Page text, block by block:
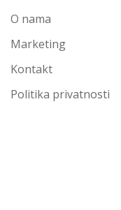
O nama
Marketing
Kontakt
Politika privatnosti